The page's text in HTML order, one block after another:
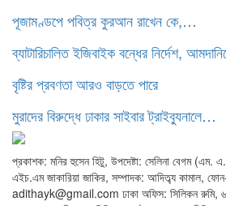
পূজামণ্ডপে পবিত্র কুরআন রাখেন কে,…
ব্যাটারিচালিত ইজিবাইক বন্ধের নির্দেশ,
বৃষ্টির প্রবণতা আরও বাড়তে পারে
মুরাদের বিরুদ্ধে ঢাকার সাইবার ট্রাইব্যুনালে…
প্রকাশক: মনির হুসেন হিটু, উপদেষ্টা: সেলিনা বেগম (এম.
এইচ.এম জাকারিয়া জাকির, সম্পাদক: আদিত্ব্য কামাল,
adithayk@gmail.com ঢাকা অফিস: সিলিকন রুমি,